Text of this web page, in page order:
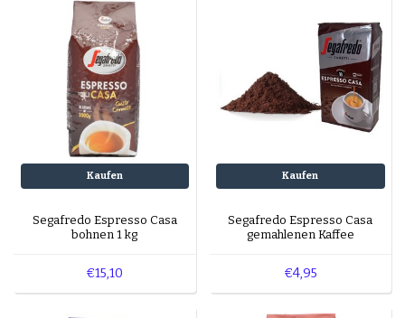
Espresso-rub
Peppermint Mocha
Lebkuchen Latte
Zimt Latte
Schichtkaffee
Desserts und Gebäck mit Kaffee
Kaufen
Segafredo Espresso Casa
bohnen 1 kg
€15,10
Kaufen
Segafredo Espresso Casa
gemahlenen Kaffee
€4,95